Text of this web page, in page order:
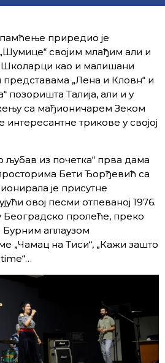
приредио је
својим млађим али и
Школарци као и малишани
представама „Лена и Кловн“ и
позоришта Талија, али и у
са мађионичарем Зеком
интересантне трикове у својој
из почетка“ прва дама
Бети Ђорђевић са
је присутне
овој песми отпеваној 1976.
Београдско пролеће, преко
Бурним аплаузом
„Чамац на Тиси“, „Кажи зашто